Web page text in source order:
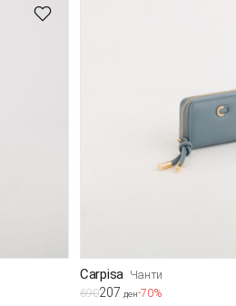
Carpisa Чанти
690207 ден-70%